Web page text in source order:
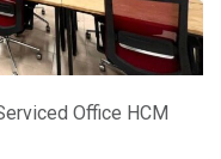
Office HCM